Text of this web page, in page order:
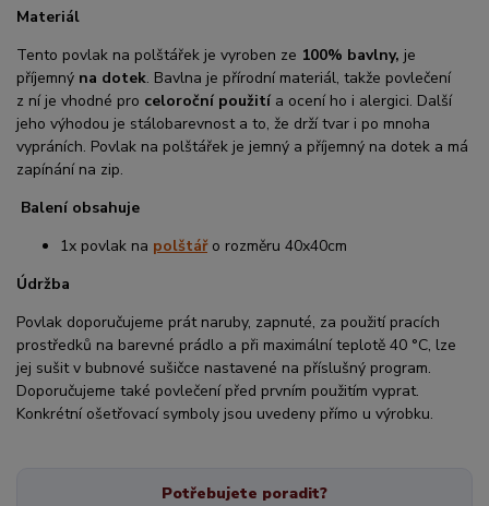
Materiál
Tento povlak na polštářek je vyroben ze 100% bavlny, je
příjemný na dotek. Bavlna je přírodní materiál, takže povlečení
z ní je vhodné pro celoroční použití a ocení ho i alergici. Další
jeho výhodou je stálobarevnost a to, že drží tvar i po mnoha
vypráních. Povlak na polštářek je jemný a příjemný na dotek a má
zapínání na zip.
Balení obsahuje
1x povlak na polštářo rozměru 40x40cm
Údržba
Povlak doporučujeme prát naruby, zapnuté, za použití pracích
prostředků na barevné prádlo a při maximální teplotě 40 °C, lze
jej sušit v bubnové sušičce nastavené na příslušný program.
Doporučujeme také povlečení před prvním použitím vyprat.
Konkrétní ošetřovací symboly jsou uvedeny přímo u výrobku.
Potřebujete poradit?